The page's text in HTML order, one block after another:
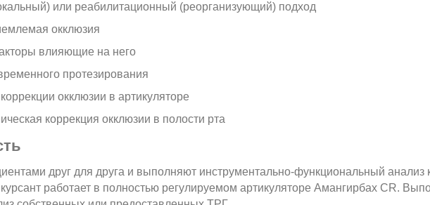
или реабилитационный (реорганизующий) подход
окклюзия
влияющие на него
протезирования
окклюзии в артикуляторе
коррекция окклюзии в полости рта
друг для друга и выполняют инструментально-функциональный анализ
работает в полностью регулируемом артикуляторе Амангирбах CR.